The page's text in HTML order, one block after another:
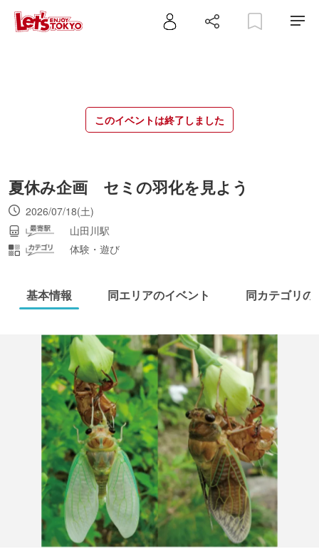
このイベントは終了しました
夏休み企画 セミの羽化を見よう
2026/07/18(土)
山田川駅
体験・遊び
基本情報 同エリアのイベント 同カテゴリの